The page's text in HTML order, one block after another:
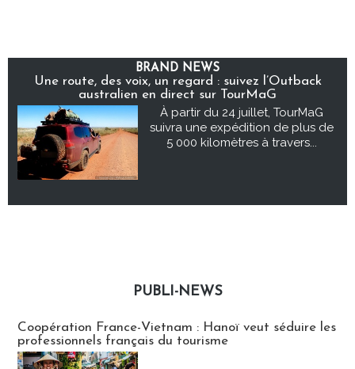
BRAND NEWS
Une route, des voix, un regard : suivez l’Outback
australien en direct sur TourMaG
À partir du 24 juillet, TourMaG
suivra une expédition de plus de
5 000 kilomètres à travers...
PUBLI-NEWS
Coopération France-Vietnam : Hanoï veut séduire les
professionnels français du tourisme